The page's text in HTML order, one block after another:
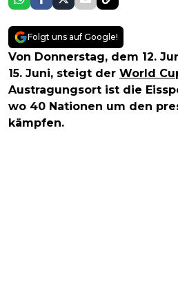
Folgt uns auf Google!
Von Donnerstag, dem 12.
15. Juni, steigt der World
Austragungsort ist die
wo 40 Nationen um den
kämpfen.